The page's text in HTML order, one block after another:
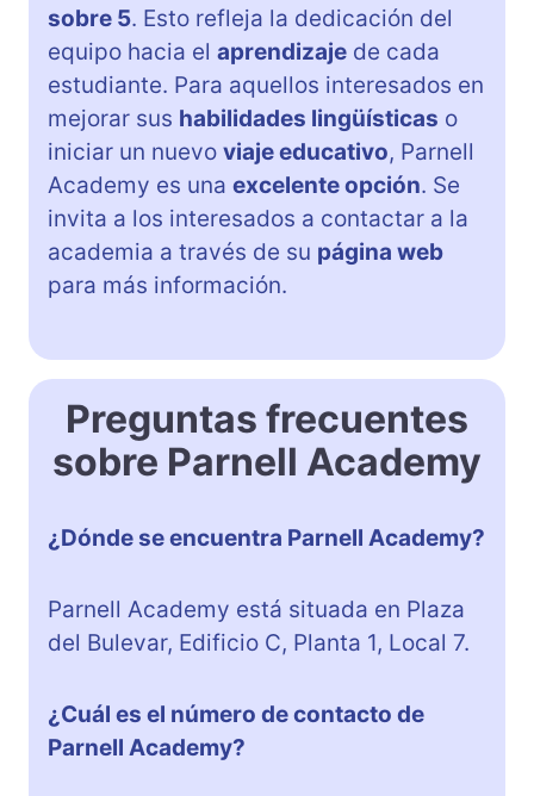
sobre 5. Esto refleja la dedicación del
equipo hacia el aprendizaje de cada
estudiante. Para aquellos interesados en
mejorar sus habilidades lingüísticas o
iniciar un nuevo viaje educativo, Parnell
Academy es una excelente opción. Se
invita a los interesados a contactar a la
academia a través de su página web
para más información.
Preguntas frecuentes
sobre Parnell Academy
¿Dónde se encuentra Parnell Academy?
Parnell Academy está situada en Plaza
del Bulevar, Edificio C, Planta 1, Local 7.
¿Cuál es el número de contacto de
Parnell Academy?